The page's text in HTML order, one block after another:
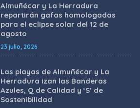
Almuñécar y La Herradura
repartirán gafas homologadas
para el eclipse solar del 12 de
agosto
23 julio, 2026
Las playas de Almuñécar y La
Herradura izan las Banderas
Azules, Q de Calidad y ‘S’ de
Sostenibilidad